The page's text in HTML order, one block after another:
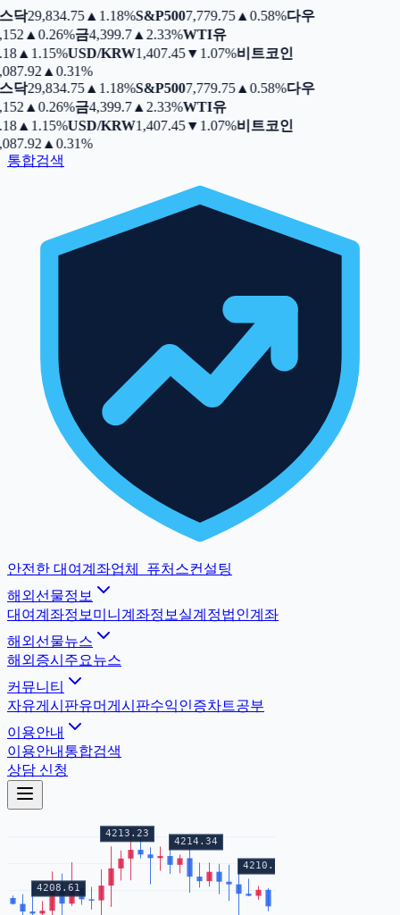
닥29,834.75▲ 1.18%S&P5007,779.75▲ 0.58%다우
▲ 0.26%금4,399.7▲ 2.33%WTI유
▲ 1.15%USD/KRW1,407.45▼ 1.07%비트코인
▲ 0.31%
닥29,834.75▲ 1.18%S&P5007,779.75▲ 0.58%다우
▲ 0.26%금4,399.7▲ 2.33%WTI유
▲ 1.15%USD/KRW1,407.45▼ 1.07%비트코인
▲ 0.31%
통합검색
안전한 대여계좌업체
퓨처스컨설팅
해외선물정보
대여계좌정보 미니계좌정보 실계정법인계좌
해외선물뉴스
해외증시 주요뉴스
커뮤니티
자유게시판유머게시판수익인증차트공부
이용안내
이용안내 통합검색
상담 신청